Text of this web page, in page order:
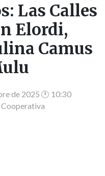
Las Calles
Elordi,
Camus
de 2025 🕐 10:30
Cooperativa